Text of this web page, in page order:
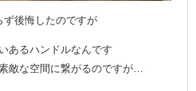
ず後悔したのですが
あるハンドルなんです
敵な空間に繋がるのですが…